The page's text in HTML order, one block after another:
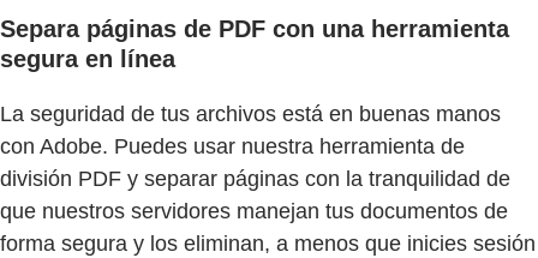
Separa páginas de PDF con una herramienta
segura en línea
La seguridad de tus archivos está en buenas manos
con Adobe. Puedes usar nuestra herramienta de
división PDF y separar páginas con la tranquilidad de
que nuestros servidores manejan tus documentos de
forma segura y los eliminan, a menos que inicies sesión